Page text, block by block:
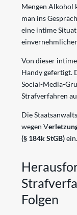
Mengen Alkohol
man ins
eine intime
Von dieser
Handy gefertigt.
Social-Media-
Strafverfahren
Die
wegen V
(§ 184k StGB)ein.
Folgen